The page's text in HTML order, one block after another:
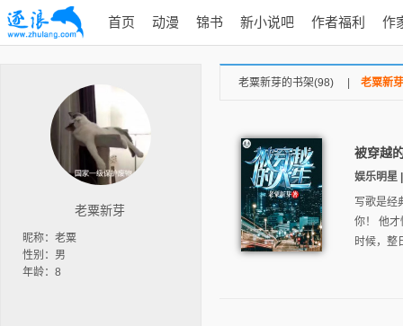
首页 动漫 锦书 新小说吧 作者福利 作
老粟新芽
昵称：老粟
性别：男
年龄：8
老粟新芽的书架(98) 老粟新
被穿越
娱乐明星
写歌是经
你！ 他
时候，整